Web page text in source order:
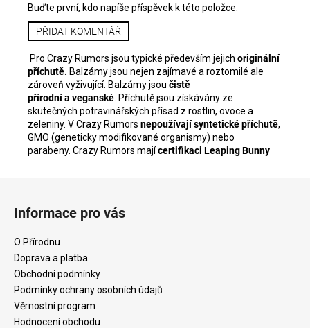
c
e
n
í
Buďte první, kdo napíše příspěvek k této položce.
PŘIDAT KOMENTÁŘ
Pro Crazy Rumors jsou typické především jejich originální
příchutě. Balzámy jsou nejen zajímavé a roztomilé ale
zároveň vyživující. Balzámy jsou čistě
přírodní a veganské . Příchutě jsou získávány ze
skutečných potravinářských přísad z rostlin, ovoce a
zeleniny. V Crazy Rumors nepoužívají syntetické příchutě,
GMO (geneticky modifikované organismy) nebo
parabeny. Crazy Rumors majícertifikaci Leaping Bunny
Informace pro vás
O Přírodnu
Doprava a platba
Obchodní podmínky
Podmínky ochrany osobních údajů
Věrnostní program
Hodnocení obchodu